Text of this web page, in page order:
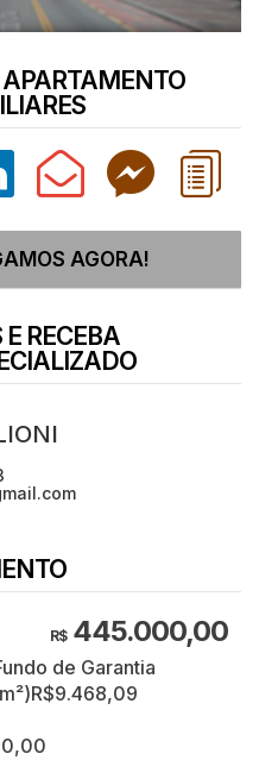
AGORA!
RECEBA
R$445.000,00
de Garantia
R$9.468,09